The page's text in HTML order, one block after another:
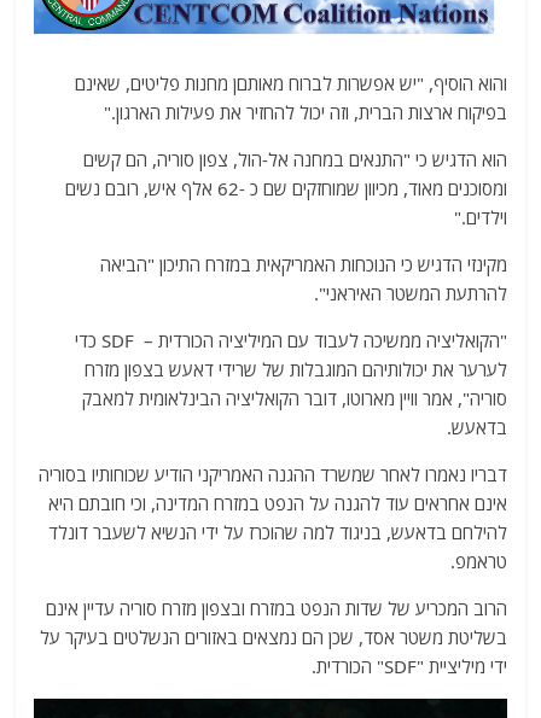
והוא הוסיף, "יש אפשרות לברוח מאותםן מחנות פליטים, שאינם
בפיקוח ארצות הברית, וזה יכול להחזיר את פעילות הארגון."
הוא הדגיש כי "התנאים במחנה אל-הול, צפון סוריה, הם קשים
ומסוכנים מאוד, מכיוון שמוחזקים שם כ -62 אלף איש, רובם נשים
וילדים."
מקינזי הדגיש כי הנוכחות האמריקאית במזרח התיכון "הביאה
להרתעת המשטר האיראני".
"הקואליציה ממשיכה לעבוד עם המיליציה הכורדית – SDF כדי
לערער את יכולותיהם המוגבלות של שרידי דאעש בצפון מזרח
סוריה", אמר וויין מארוטו, דובר הקואליציה הבינלאומית למאבק
בדאעש.
דבריו נאמרו לאחר שמשרד ההגנה האמריקני הודיע שכוחותיו בסוריה
אינם אחראים עוד להגנה על הנפט במזרח המדינה, וכי חובתם היא
להילחם בדאעש, בניגוד למה שהוכרז על ידי הנשיא לשעבר דונלד
טראמפ.
הרוב המכריע של שדות הנפט במזרח ובצפון מזרח סוריה עדיין אינם
בשליטת משטר אסד, שכן הם נמצאים באזורים הנשלטים בעיקר על
ידי מיליציית "SDF" הכורדית.